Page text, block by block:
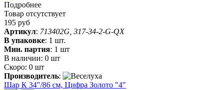
Подробнее
Товар отсутствует
195 руб
Артикул: 713402G, 317-34-2-G-QX
В упаковке: 1 шт.
Мин. партия: 1 шт
В наличии: 0 шт
Скоро: 0 шт
Производитель:
Шар К 34"/86 см, Цифра Золото "4"